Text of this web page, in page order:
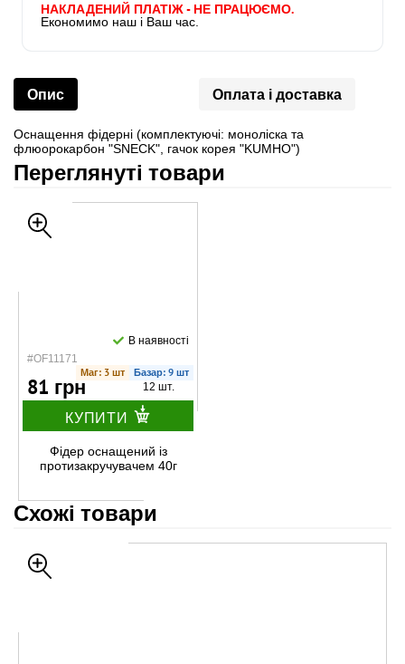
НАКЛАДЕНИЙ ПЛАТІЖ - НЕ ПРАЦЮЄМО.
Економимо наш і Ваш час.
Опис Оплата і доставка
Оснащення фідерні (комплектуючі: моноліска та
флюорокарбон "SNECK", гачок корея "KUMHO")
Переглянуті товари
#OF11171
В наявності
Маг: 3 шт Базар: 9 шт
81 грн 12 шт.
КУПИТИ
Фідер оснащений із
протизакручувачем 40г
Схожі товари